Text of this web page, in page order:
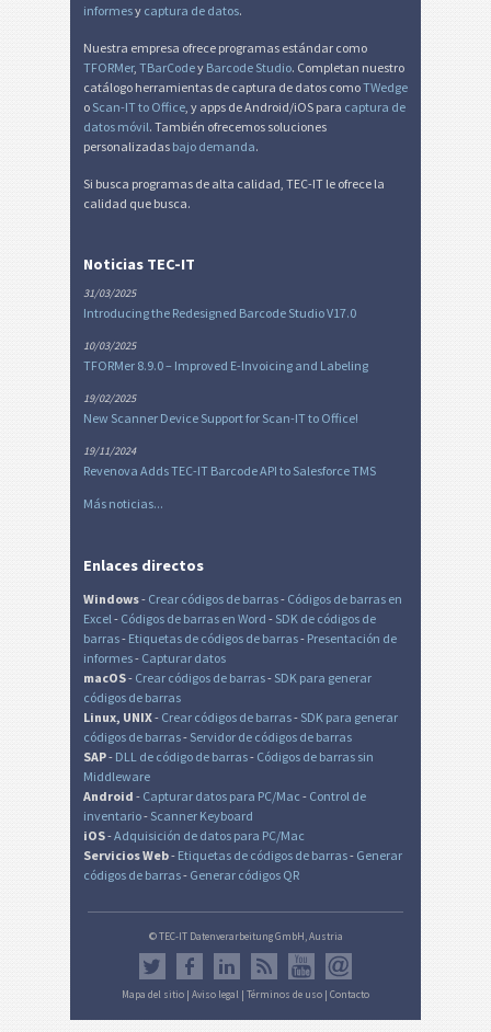
informesy captura de datos.
Nuestra empresa ofrece programas estándar como
TFORMer, TBarCodey Barcode Studio. Completan nuestro
catálogo herramientas de captura de datos comoTWedge
o Scan-IT to Office , y apps de Android/iOS para captura de
datos móvil. También ofrecemos soluciones
personalizadas bajo demanda.
Si busca programas de alta calidad, TEC-IT le ofrece la
calidad que busca.
Noticias TEC-IT
31/03/2025
Introducing the Redesigned Barcode Studio V17.0
10/03/2025
TFORMer 8.9.0 – Improved E-Invoicing and Labeling
19/02/2025
New Scanner Device Support for Scan-IT to Office!
19/11/2024
Revenova Adds TEC-IT Barcode API to Salesforce TMS
Más noticias...
Enlaces directos
Windows- Crear códigos de barras- Códigos de barras en
Excel - Códigos de barras en Word - SDK de códigos de
barras- Etiquetas de códigos de barras- Presentación de
informes- Capturar datos
macOS- Crear códigos de barras- SDK para generar
códigos de barras
Linux, UNIX- Crear códigos de barras- SDK para generar
códigos de barras- Servidor de códigos de barras
SAP- DLL de código de barras- Códigos de barras sin
Middleware
Android - Capturar datos para PC/Mac - Control de
inventario- Scanner Keyboard
iOS-Adquisición de datos para PC/Mac
Servicios Web- Etiquetas de códigos de barras- Generar
códigos de barras- Generar códigos QR
© TEC-IT Datenverarbeitung GmbH, Austria
Mapa del sitio | Aviso legal | Términos de uso | Contacto